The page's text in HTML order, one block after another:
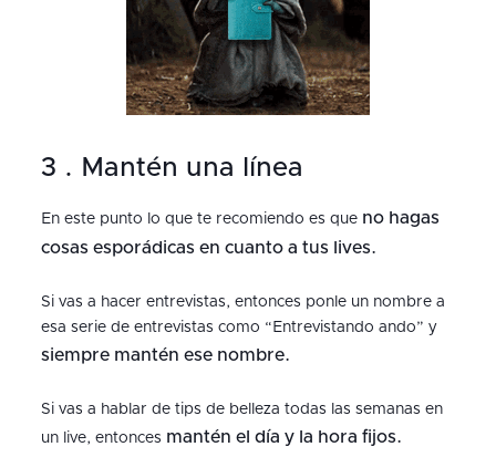
3 . Mantén una línea
En este punto lo que te recomiendo es que no hagas
cosas esporádicas en cuanto a tus lives.
Si vas a hacer entrevistas, entonces ponle un nombre a
esa serie de entrevistas como “Entrevistando ando” y
siempre mantén ese nombre.
Si vas a hablar de tips de belleza todas las semanas en
un live, entonces mantén el día y la hora fijos.